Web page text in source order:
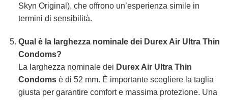
Skyn Original), che offrono un’esperienza simile in
termini di sensibilità.
Qual è la larghezza nominale dei Durex Air Ultra Thin
Condoms?
La larghezza nominale dei Durex Air Ultra Thin
Condomsè di 52 mm. È importante scegliere la taglia
giusta per garantire comfort e massima protezione. Una